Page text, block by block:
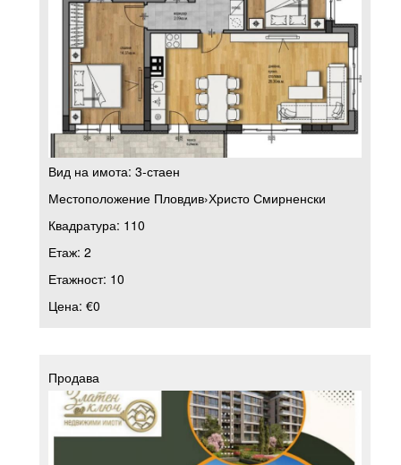
Вид на имота: 3-стаен
Местоположение Пловдив›Христо Смирненски
Квадратура: 110
Етаж: 2
Етажност: 10
Цена: €0
Продава